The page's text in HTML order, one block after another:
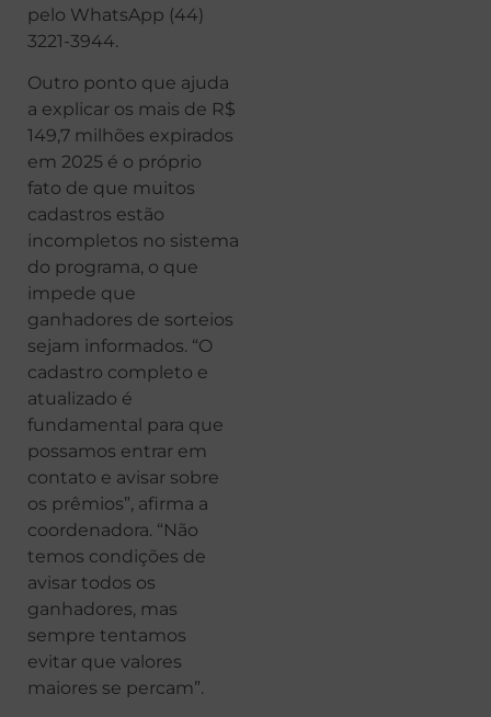
pelo WhatsApp (44)
3221-3944.
Outro ponto que ajuda
a explicar os mais de R$
149,7 milhões expirados
em 2025 é o próprio
fato de que muitos
cadastros estão
incompletos no sistema
do programa, o que
impede que
ganhadores de sorteios
sejam informados. “O
cadastro completo e
atualizado é
fundamental para que
possamos entrar em
contato e avisar sobre
os prêmios”, afirma a
coordenadora. “Não
temos condições de
avisar todos os
ganhadores, mas
sempre tentamos
evitar que valores
maiores se percam”.